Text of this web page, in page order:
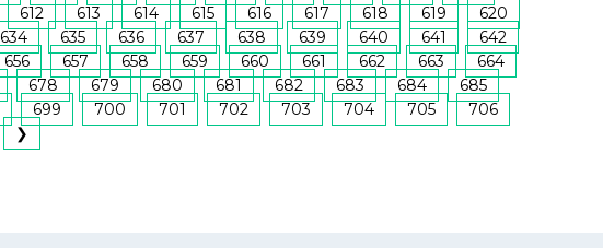
612 613 614 615 616 617 618 619
620
634 635 636 637 638 639 640 641
642
656 657 658 659 660 661 662 663
664
678 679 680 681 682 683 684
685
699 700 701 702 703 704 705
706
❯